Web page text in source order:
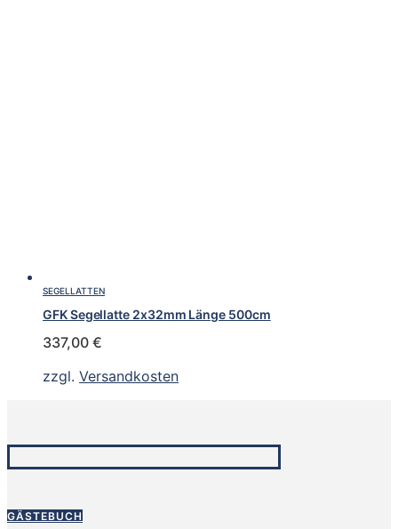
SEGELLATTEN
GFK Segellatte 2x32mm Länge 500cm
337,00 €
zzgl. Versandkosten
GÄSTEBUCH